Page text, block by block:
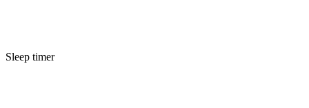
Sleep timer